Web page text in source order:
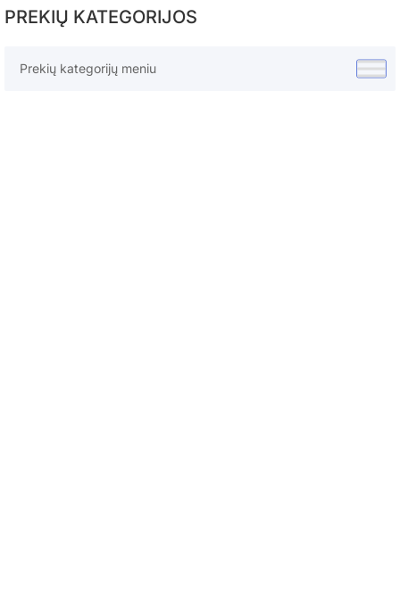
PREKIŲ KATEGORIJOS
Prekių kategorijų meniu